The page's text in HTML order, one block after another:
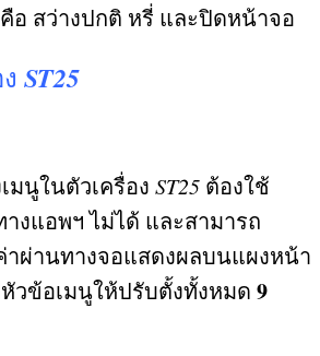
คือ สว่างปกติ หรี่ และปิดหน้าจอ
ST25
มนูในตัวเครื่อง ST25 ต้องใช้
งแอพฯ ไม่ได้ และสามารถ
าผ่านทางจอแสดงผลบนแผงหน้า
วข้อเมนูให้ปรับตั้งทั้งหมด 9